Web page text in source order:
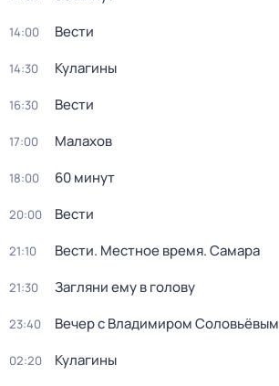
14:00 Вести
14:30 Кулагины
16:30 Вести
17:00 Малахов
18:00 60 минут
20:00 Вести
21:10 Вести. Местное время. Самара
21:30 Загляни ему в голову
23:40 Вечер с Владимиром Соловьёвым
02:20 Кулагины